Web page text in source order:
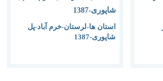
استان ها-لرستان-خرم آباد-پل
شاپوری-1387